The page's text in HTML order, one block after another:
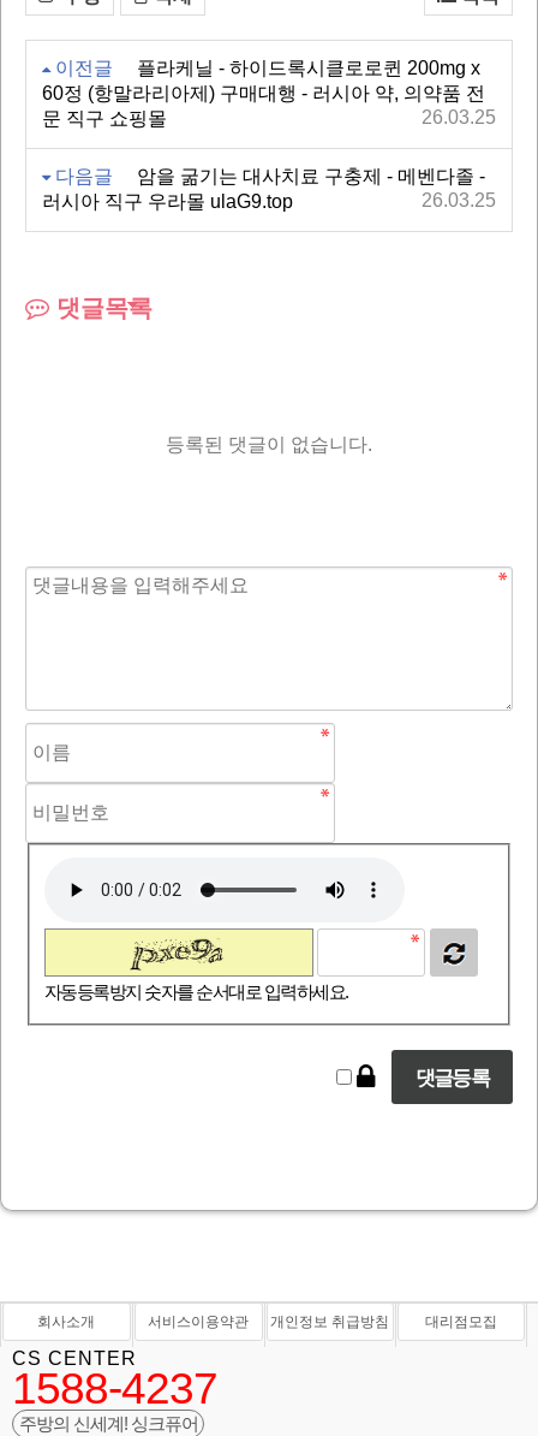
이전글
플라케닐 - 하이드록시클로로퀸 200mg x
60정 (항말라리아제) 구매대행 - 러시아 약, 의약품 전
문 직구 쇼핑몰
26.03.25
다음글
암을 굶기는 대사치료 구충제 - 메벤다졸 -
러시아 직구 우라몰 ulaG9.top
26.03.25
댓글목록
등록된 댓글이 없습니다.
자동등록방지 숫자를 순서대로 입력하세요.
회사소개 서비스이용약관 개인정보 취급방침 대리점모집
CS CENTER
1588-4237
주방의 신세계! 싱크퓨어